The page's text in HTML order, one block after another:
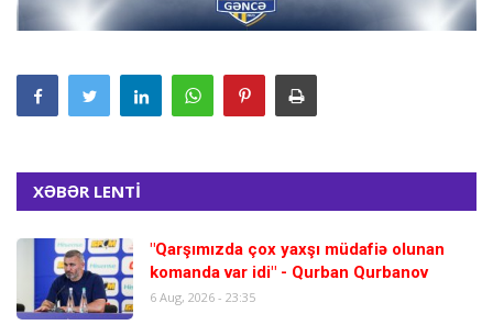
XƏBƏR LENTİ
"Qarşımızda çox yaxşı müdafiə olunan
komanda var idi" - Qurban Qurbanov
6 Aug, 2026 - 23:35